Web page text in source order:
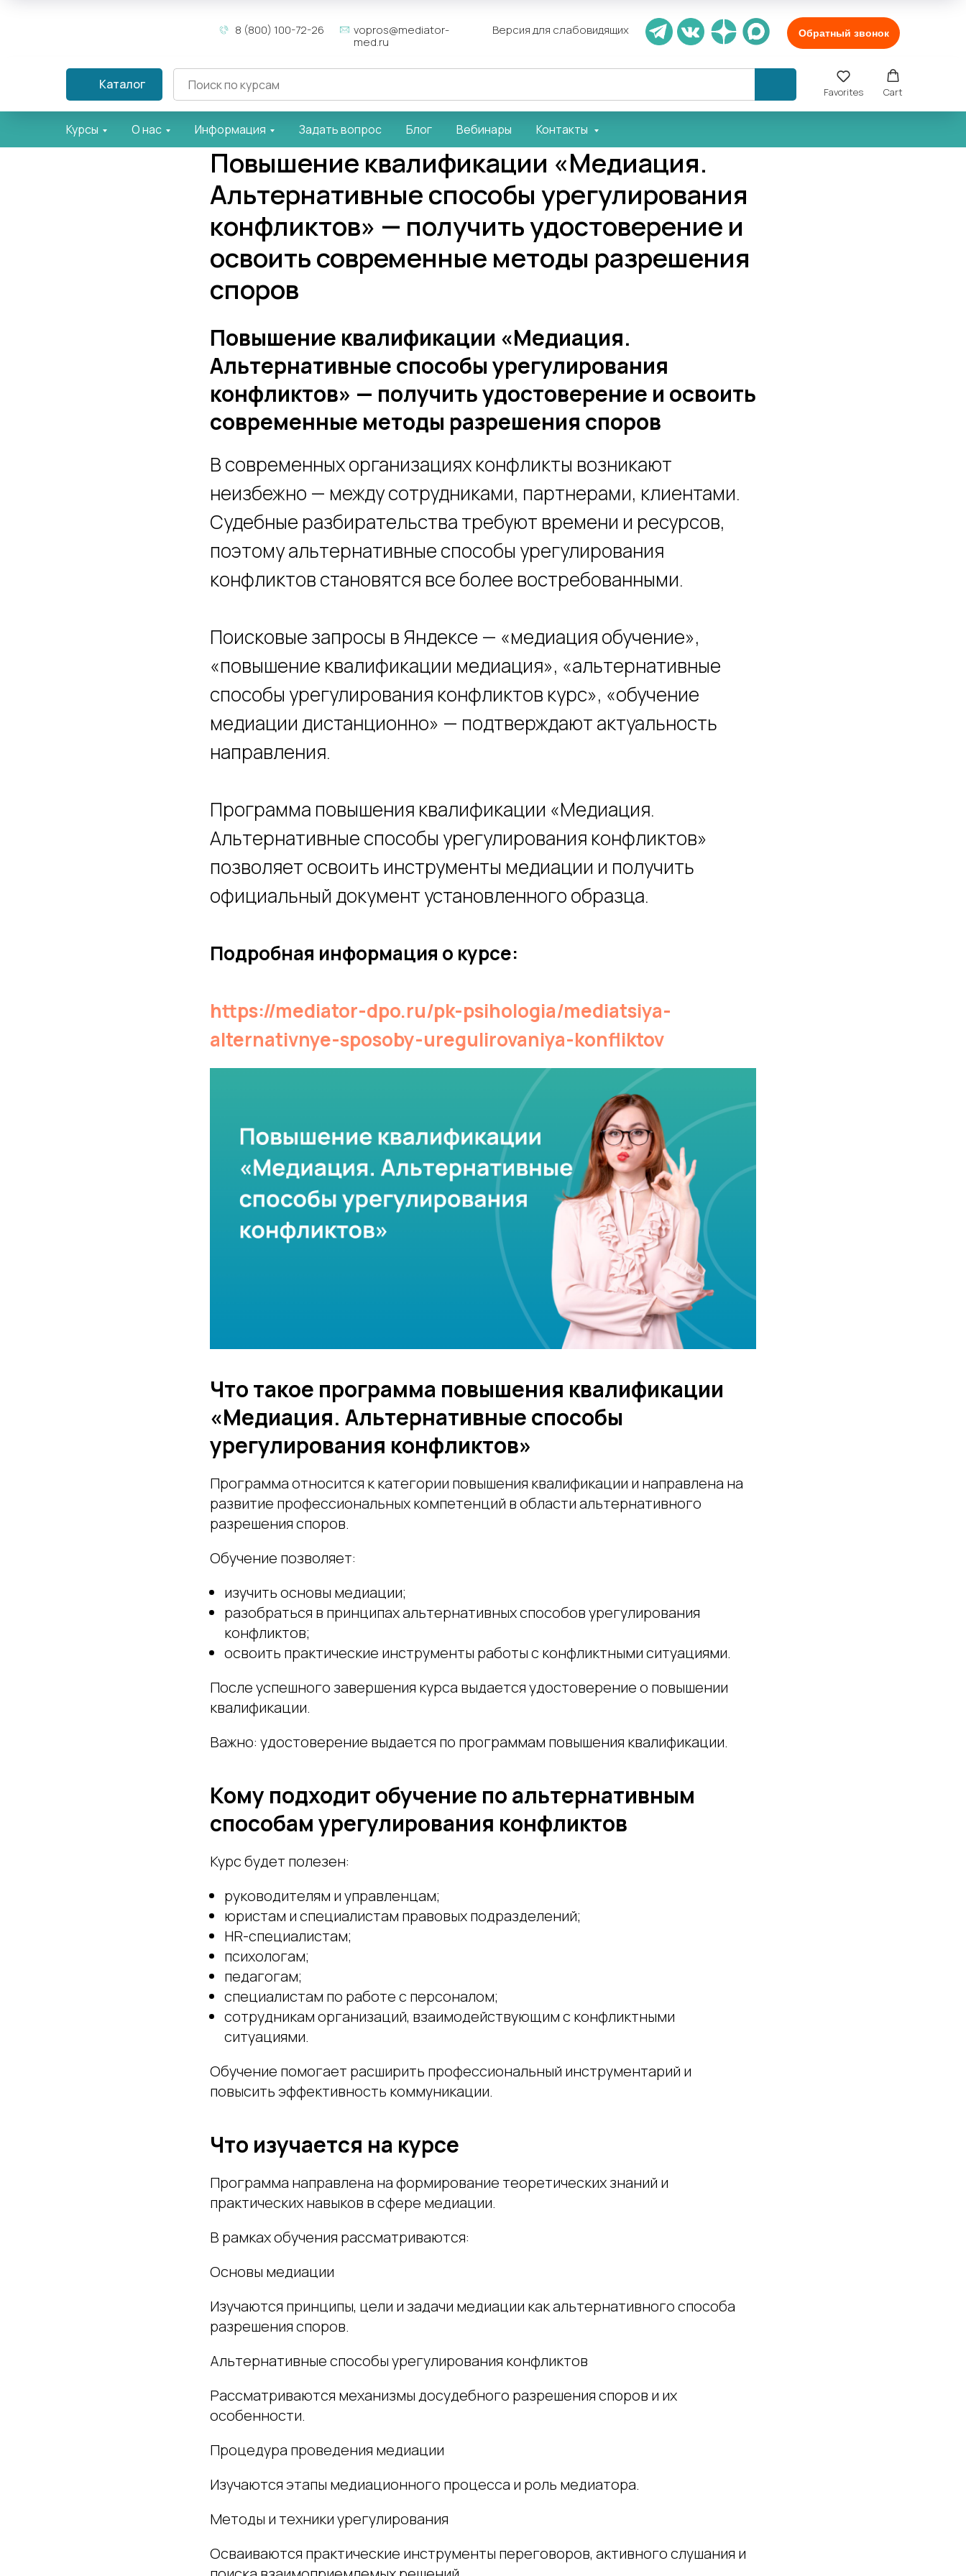
Версия для слабовидящих Обратный звонок
8 (800) 100-72-26
vopros@mediator-
med.ru
Каталог Favorites Cart
Курсы О нас Информация Задать вопрос Блог Вебинары Контакты
Повышение квалификации «Медиация.
Альтернативные способы урегулирования
конфликтов» — получить удостоверение и
освоить современные методы разрешения
споров
Повышение квалификации «Медиация.
Альтернативные способы урегулирования
конфликтов» — получить удостоверение и освоить
современные методы разрешения споров
В современных организациях конфликты возникают
неизбежно — между сотрудниками, партнерами, клиентами.
Судебные разбирательства требуют времени и ресурсов,
поэтому альтернативные способы урегулирования
конфликтов становятся все более востребованными.
Поисковые запросы в Яндексе — «медиация обучение»,
«повышение квалификации медиация», «альтернативные
способы урегулирования конфликтов курс», «обучение
медиации дистанционно» — подтверждают актуальность
направления.
Программа повышения квалификации «Медиация.
Альтернативные способы урегулирования конфликтов»
позволяет освоить инструменты медиации и получить
официальный документ установленного образца.
Подробная информация о курсе:
https://mediator-dpo.ru/pk-psihologia/mediatsiya-
alternativnye-sposoby-uregulirovaniya-konfliktov
Что такое программа повышения квалификации
«Медиация. Альтернативные способы
урегулирования конфликтов»
Программа относится к категории повышения квалификации и направлена на
развитие профессиональных компетенций в области альтернативного
разрешения споров.
Обучение позволяет:
изучить основы медиации;
разобраться в принципах альтернативных способов урегулирования
конфликтов;
освоить практические инструменты работы с конфликтными ситуациями.
После успешного завершения курса выдается удостоверение о повышении
квалификации.
Важно: удостоверение выдается по программам повышения квалификации.
Кому подходит обучение по альтернативным
способам урегулирования конфликтов
Курс будет полезен:
руководителям и управленцам;
юристам и специалистам правовых подразделений;
HR-специалистам;
психологам;
педагогам;
специалистам по работе с персоналом;
сотрудникам организаций, взаимодействующим с конфликтными
ситуациями.
Обучение помогает расширить профессиональный инструментарий и
повысить эффективность коммуникации.
Что изучается на курсе
Программа направлена на формирование теоретических знаний и
практических навыков в сфере медиации.
В рамках обучения рассматриваются:
Основы медиации
Изучаются принципы, цели и задачи медиации как альтернативного способа
разрешения споров.
Альтернативные способы урегулирования конфликтов
Рассматриваются механизмы досудебного разрешения споров и их
особенности.
Процедура проведения медиации
Изучаются этапы медиационного процесса и роль медиатора.
Методы и техники урегулирования
Осваиваются практические инструменты переговоров, активного слушания и